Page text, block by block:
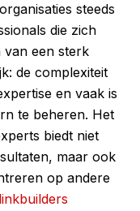
steeds
die zich
een sterk
de complexiteit
en vaak is
te beheren. Het
biedt niet
maar ook
op andere
linkbuilders